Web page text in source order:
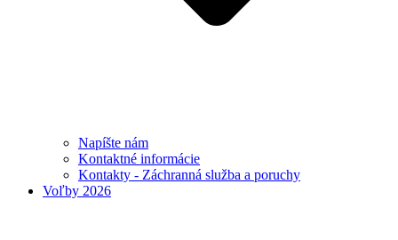
Napíšte nám
Kontaktné informácie
Kontakty - Záchranná služba a poruchy
Voľby 2026